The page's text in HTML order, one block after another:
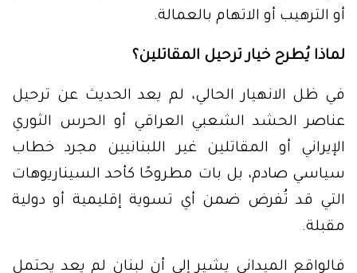
أو الترهيب أو الاتهام بالعمالة.
لماذا يُطرح خيار ترحيل المقاتلين؟
في ظل الانهيار الحالي، لم يعد الحديث عن ترحيل
عناصر الحشد الشعبي العراقي أو الحرس الثوري
الإيراني أو المقاتلين غير اللبنانيين مجرد خطاب
سياسي صادم، بل بات مطروحًا كأحد السيناريوهات
التي قد تُفرض ضمن أي تسوية إقليمية أو دولية
مقبلة.
فالواقع الميداني يشير إلى أن لبنان لم يعد يحتمل